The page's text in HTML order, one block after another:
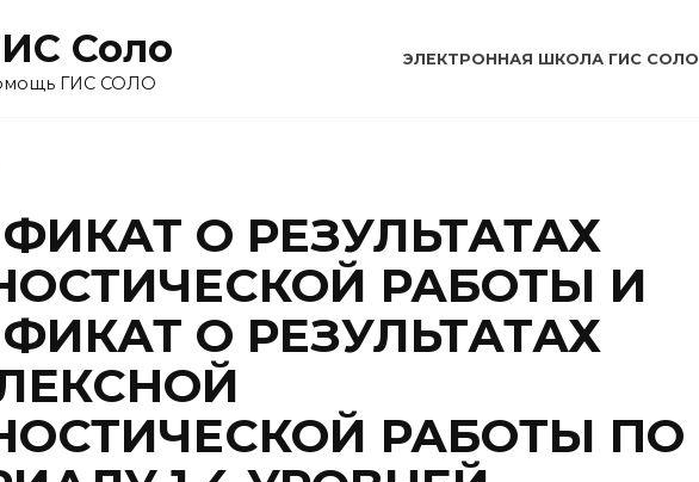
Соло
ГИС СОЛО
ЭЛЕКТРОННАЯ ШКОЛА ГИС СОЛО
О РЕЗУЛЬТАТАХ
РАБОТЫ И
О РЕЗУЛЬТАТАХ
РАБОТЫ ПО